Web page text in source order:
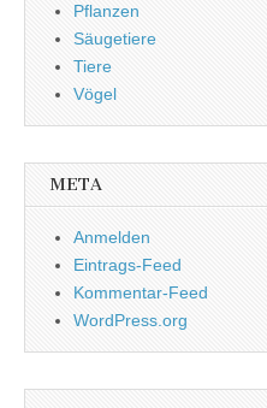
Pflanzen
Säugetiere
Tiere
Vögel
META
Anmelden
Eintrags-Feed
Kommentar-Feed
WordPress.org